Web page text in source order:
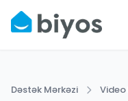
Dəstək Mərkəzi Video